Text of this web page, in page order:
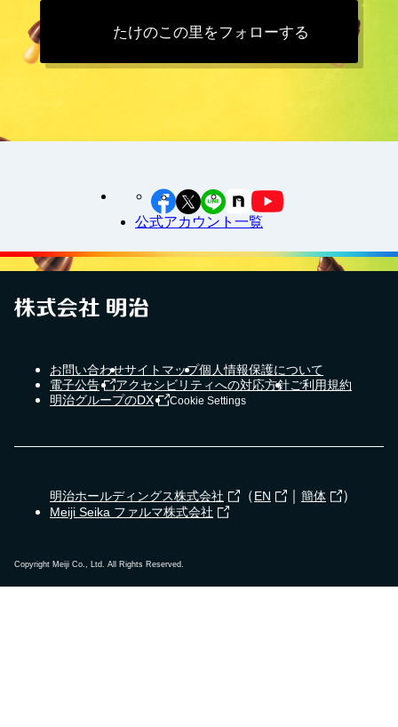
たけのこの里をフォローする
公式アカウント一覧
お問い合わせサイトマップ個人情報保護について
電子公告
アクセシビリティへの対応方針ご利用規約
明治グループのDX
Cookie Settings
明治ホールディングス株式会社 （EN 簡体 ）
Meiji Seika ファルマ株式会社
Copyright Meiji Co., Ltd. All Rights Reserved.